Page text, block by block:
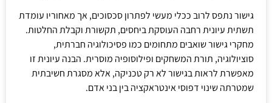
גישור נתפס לרוב ככלי מעשי לפתרון סכסוכים, אך מאחוריו עומדת
תשתית עיונית רחבה העוסקת ביחסים, תקשורת וקבלת החלטות.
מחקרי גישור שואבים מתחומים כמו פסיכולוגיה חברתית,
סוציולוגיה, תורת המשחקים ופילוסופיה מוסרית. הבנה עיונית זו
מאפשרת לראות בגישור לא רק טכניקה, אלא מסגרת חשיבתית
שמטרתה שינוי דפוסי אינטראקציה בין בני אדם.